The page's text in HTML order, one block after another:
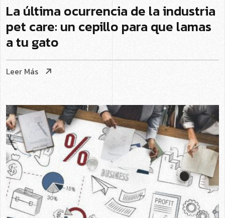
La última ocurrencia de la industria
pet care: un cepillo para que lamas
a tu gato
Leer Más